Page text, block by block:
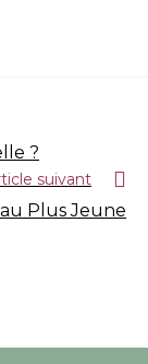
?
suivant
Plus Jeune